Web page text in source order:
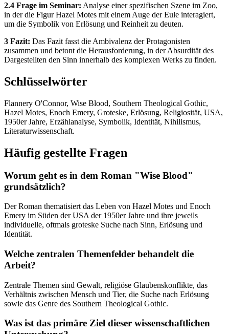
2.4 Frage im Seminar: Analyse einer spezifischen Szene im Zoo,
in der die Figur Hazel Motes mit einem Auge der Eule interagiert,
um die Symbolik von Erlösung und Reinheit zu deuten.
3 Fazit: Das Fazit fasst die Ambivalenz der Protagonisten
zusammen und betont die Herausforderung, in der Absurdität des
Dargestellten den Sinn innerhalb des komplexen Werks zu finden.
Schlüsselwörter
Flannery O'Connor, Wise Blood, Southern Theological Gothic,
Hazel Motes, Enoch Emery, Groteske, Erlösung, Religiosität, USA,
1950er Jahre, Erzählanalyse, Symbolik, Identität, Nihilismus,
Literaturwissenschaft.
Häufig gestellte Fragen
Worum geht es in dem Roman "Wise Blood"
grundsätzlich?
Der Roman thematisiert das Leben von Hazel Motes und Enoch
Emery im Süden der USA der 1950er Jahre und ihre jeweils
individuelle, oftmals groteske Suche nach Sinn, Erlösung und
Identität.
Welche zentralen Themenfelder behandelt die
Arbeit?
Zentrale Themen sind Gewalt, religiöse Glaubenskonflikte, das
Verhältnis zwischen Mensch und Tier, die Suche nach Erlösung
sowie das Genre des Southern Theological Gothic.
Was ist das primäre Ziel dieser wissenschaftlichen